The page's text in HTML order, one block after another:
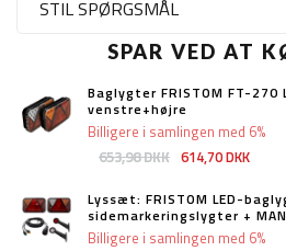
STIL SPØRGSMÅL
SPAR VED AT
Baglygter FRISTOM FT-
venstre+højre
653,98 DKK 614,70 DKK
Billigere i samlingen med 6%
Lyssæt: FRISTOM LED-
sidemarkeringslygter +
Billigere i samlingen med 6%